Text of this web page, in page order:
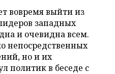
вовремя выйти из
западных
и очевидна всем.
непосредственных
но и их
политик в беседе с